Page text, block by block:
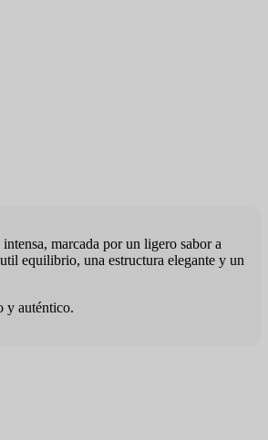
marcada por un ligero sabor a
equilibrio, una estructura elegante y un
y auténtico.